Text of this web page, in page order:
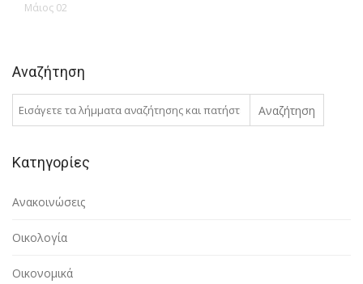
Μάιος 02
Αναζήτηση
Αναζήτηση
Κατηγορίες
Ανακοινώσεις
Οικολογία
Οικονομικά